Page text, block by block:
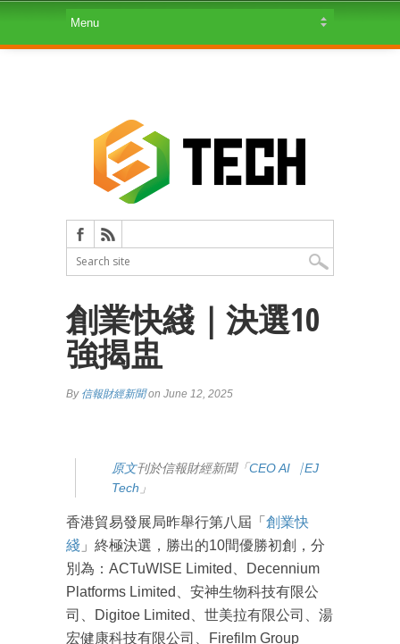
創業快綫｜決選10
強揭盅
By 信報財經新聞on June 12, 2025
原文刊於信報財經新聞「CEO AI⎹ EJ
Tech 」
香港貿易發展局昨舉行第八屆「 創業快
綫 」終極決選，勝出的10間優勝初創，分
別為：ACTuWISE Limited、Decennium
Platforms Limited、安神生物科技有限公
司、Digitoe Limited、世美拉有限公司、湯
宏健康科技有限公司、Firefilm Group